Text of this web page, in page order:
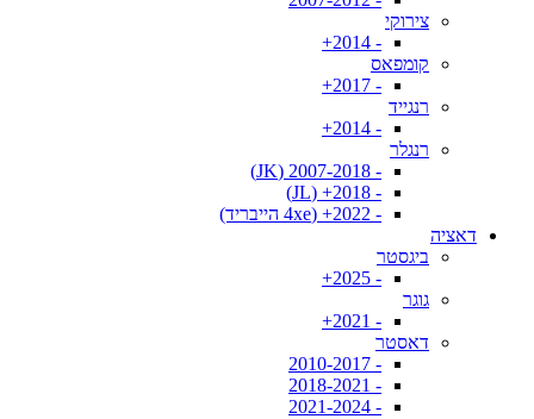
צירוקי
- 2014+
קומפאס
- 2017+
רנגייד
- 2014+
רנגלר
- 2007-2018 (JK)
- 2018+ (JL)
- 2022+ (4xe הייבריד)
דאציה
ביגסטר
- 2025+
גוגר
- 2021+
דאסטר
- 2010-2017
- 2018-2021
- 2021-2024